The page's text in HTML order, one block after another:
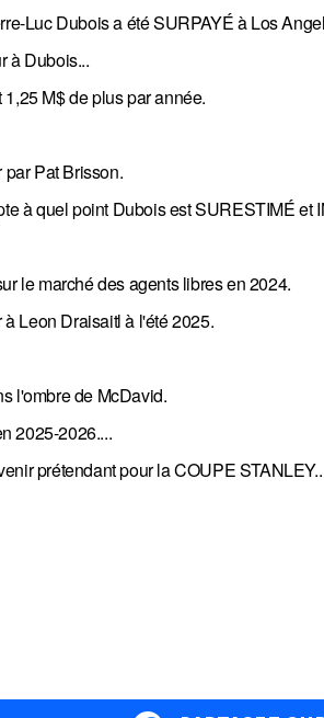
Luc Dubois a été SURPAYÉ à Los
à Dubois...
M$ de plus par année.
Pat Brisson.
à quel point Dubois est SURESTIMÉ et
le marché des agents libres en 2024.
Leon Draisaitl à l'été 2025.
l'ombre de McDavid.
2025-2026....
prétendant pour la COUPE STANLEY..